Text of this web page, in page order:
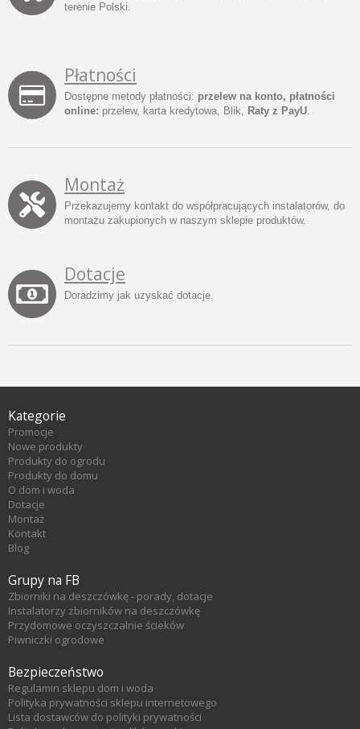
terenie Polski.
Płatności
Dostępne metody płatności: przelew na konto, płatności
online: przelew, karta kredytowa, Blik, Raty z PayU.
Montaż
Przekazujemy kontakt do współpracujących instalatorów, do
montażu zakupionych w naszym sklepie produktów.
Dotacje
Doradzimy jak uzyskać dotacje.
Kategorie
Promocje
Nowe produkty
Produkty do ogrodu
Produkty do domu
O dom i woda
Dotacje
Montaż
Kontakt
Blog
Grupy na FB
Zbiorniki na deszczówkę - porady, dotacje
Instalatorzy zbiorników na deszczówkę
Przydomowe oczyszczalnie ścieków
Piwniczki ogrodowe
Bezpieczeństwo
Regulamin sklepu dom i woda
Polityka prywatności sklepu internetowego
Lista dostawców do polityki prywatności